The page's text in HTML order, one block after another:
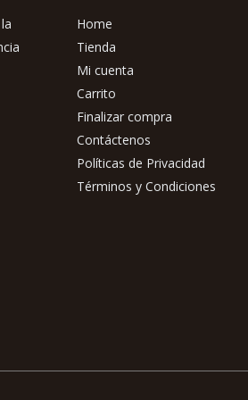
Home
Tienda
Mi cuenta
Carrito
Finalizar compra
Contáctenos
Políticas de Privacidad
Términos y Condiciones